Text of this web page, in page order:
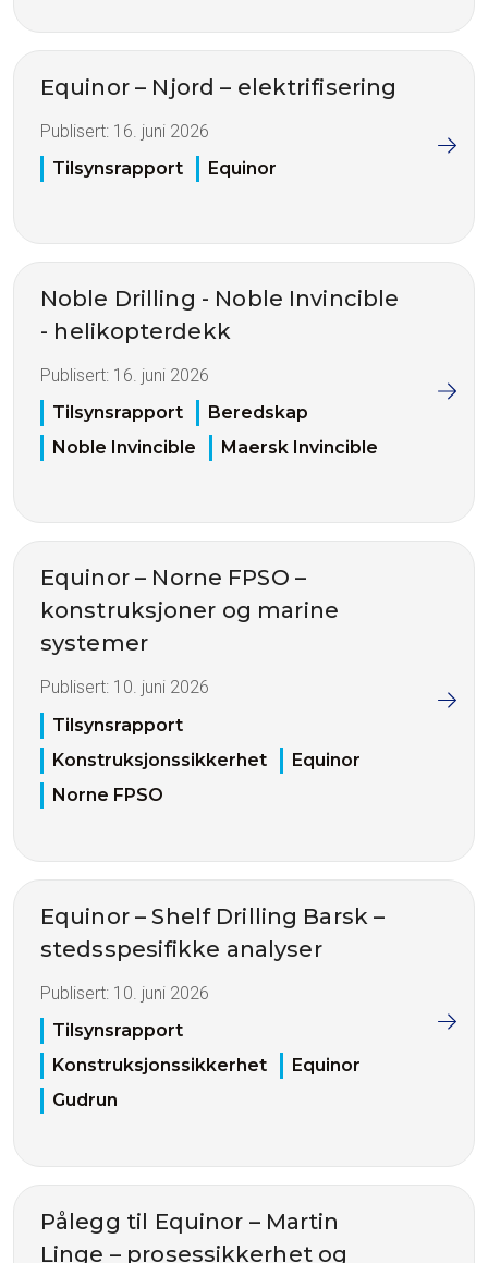
Equinor – Njord – elektrifisering
Publisert: 16. juni 2026
Tilsynsrapport
Equinor
Noble Drilling - Noble Invincible
- helikopterdekk
Publisert: 16. juni 2026
Tilsynsrapport
Beredskap
Noble Invincible
Maersk Invincible
Equinor – Norne FPSO –
konstruksjoner og marine
systemer
Publisert: 10. juni 2026
Tilsynsrapport
Konstruksjonssikkerhet
Equinor
Norne FPSO
Equinor – Shelf Drilling Barsk –
stedsspesifikke analyser
Publisert: 10. juni 2026
Tilsynsrapport
Konstruksjonssikkerhet
Equinor
Gudrun
Pålegg til Equinor – Martin
Linge – prosessikkerhet og